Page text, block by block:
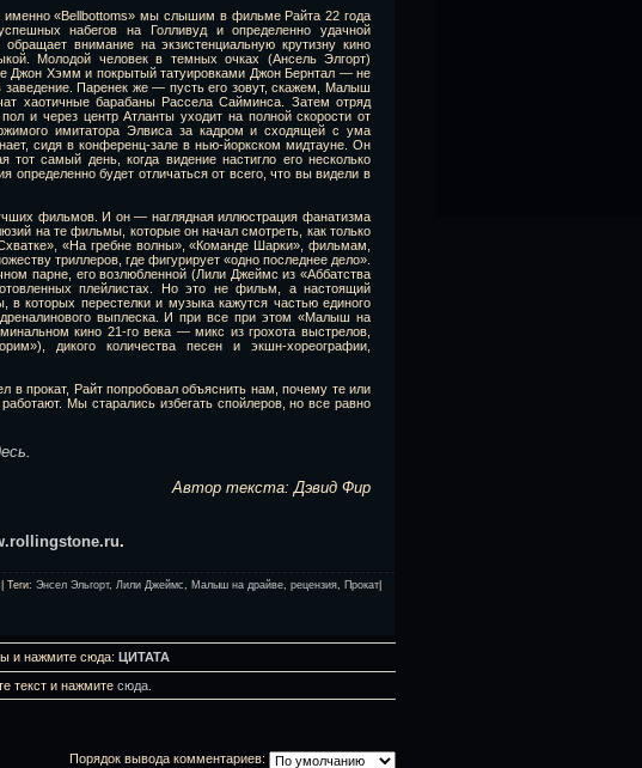
именно «Bellbottoms» мы слышим в фильме Райта 22 года
набегов на Голливуд и определенно удачной
внимание на экзистенциальную крутизну кино
Молодой человек в темных очках (Ансель Элгорт)
Джон Хэмм и покрытый татуировками Джон Бернтал — не
Паренек же — пусть его зовут, скажем, Малыш
хаотичные барабаны Рассела Сайминса. Затем отряд
и через центр Атланты уходит на полной скорости от
имитатора Элвиса за кадром и сходящей с ума
сидя в конференц-зале в нью-йоркском мидтауне. Он
тот самый день, когда видение настигло его несколько
определенно будет отличаться от всего, что вы видели в
фильмов. И он — наглядная иллюстрация фанатизма
на те фильмы, которые он начал смотреть, как только
«На гребне волны», «Команде Шарки», фильмам,
триллеров, где фигурирует «одно последнее дело».
парне, его возлюбленной (Лили Джеймс из «Аббатства
плейлистах. Но это не фильм, а настоящий
которых перестелки и музыка кажутся частью единого
выплеска. И при все при этом «Малыш на
кино 21-го века — микс из грохота выстрелов,
дикого количества песен и экшн-хореографии,
прокат, Райт попробовал объяснить нам, почему те или
Мы старались избегать спойлеров, но все равно
Автор текста: Дэвид Фир
.
Теги: Энсел Эльгорт, Лили Джеймс Малыш на драйве рецензия Прокат
и нажмите сюда: ЦИТАТА
текст и нажмите сюда
Порядок вывода комментариев: